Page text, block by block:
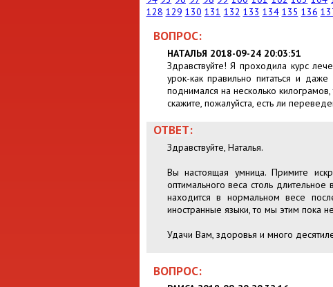
128 129 130 131 132 133 134 135 136
ВОПРОС:
НАТАЛЬЯ 2018-09-24 20:03:51
Здравствуйте! Я проходила курс
урок-как правильно питаться и
поднимался на несколько
скажите, пожалуйста, есть ли
ОТВЕТ:
Здравствуйте, Наталья.
Вы настоящая умница. Примите
оптимального веса столь
находится в нормальном весе
иностранные языки, то мы этим пока
Удачи Вам, здоровья и много
ВОПРОС: